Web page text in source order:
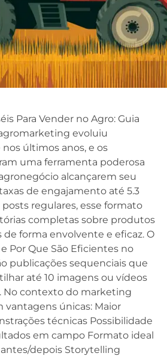
Para Vender no Agro: Guia
evoluiu
últimos anos, e os
uma ferramenta poderosa
alcançarem seu
de engajamento até 5.3
regulares, esse formato
completas sobre produtos
de forma envolvente e eficaz. O
Por Que São Eficientes no
publicações sequenciais que
até 10 imagens ou vídeos
No contexto do marketing
vantagens únicas: Maior
técnicas Possibilidade
em campo Formato ideal
depois Storytelling